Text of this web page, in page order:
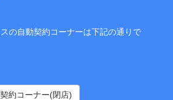
の自動契約コーナーは下記の通りで
約コーナー(閉店)